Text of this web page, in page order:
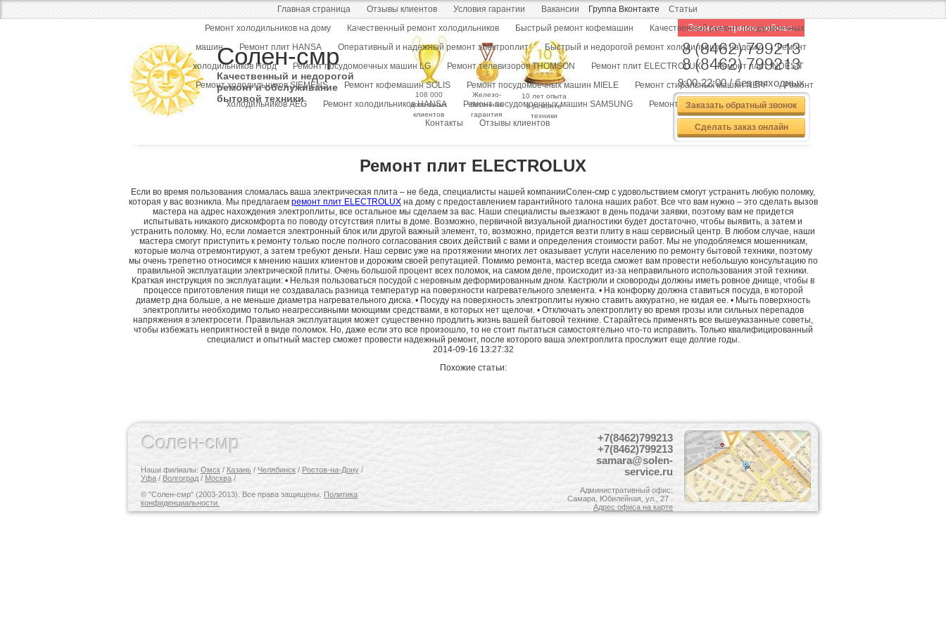
Главная страница Отзывы клиентов Условия гарантии Вакансии Группа Вконтакте
Статьи
Ремонт холодильников на дому
Качественный ремонт холодильников Быстрый ремонт кофемашин
Качественный ремонт посудомоечных
машин
Ремонт плит HANSA Оперативный и надежный ремонт электроплит Быстрый и недорогой ремонт холодильников на дому
Ремонт
холодильников Норд
Ремонт посудомоечных машин LG Ремонт телевизоров THOMSON Ремонт плит ELECTROLUX
Ремонт плит INDESIT
Ремонт холодильников SIEMENS
Ремонт кофемашин SOLIS Ремонт посудомоечных машин MIELE Ремонт стиральных машин NEFF
Ремонт
холодильников AEG
Ремонт холодильников HANSA Ремонт посудомоечных машин SAMSUNG
Ремонт холодильников MIELE
Контакты
Отзывы клиентов
Солен-смр
Качественный и недорогой
ремонт и обслуживание
бытовой техники
108 000
довольных
клиентов
Железо-
бетонная
гарантия
10 лет опыта
в ремонте
техники
Звоните прямо сейчас:
8 (8462) 799213
8 (8462) 799213
9:00-22:00 / без выходных
Заказать обратный звонок
Сделать заказ онлайн
Ремонт плит ELECTROLUX
Если во время пользования сломалась ваша электрическая плита – не беда, специалисты нашей компанииСолен-смр с удовольствием смогут устранить любую поломку,
которая у вас возникла. Мы предлагаем ремонт плит ELECTROLUXна дому с предоставлением гарантийного талона наших работ. Все что вам нужно – это сделать вызов
мастера на адрес нахождения электроплиты, все остальное мы сделаем за вас. Наши специалисты выезжают в день подачи заявки, поэтому вам не придется
испытывать никакого дискомфорта по поводу отсутствия плиты в доме. Возможно, первичной визуальной диагностики будет достаточно, чтобы выявить, а затем и
устранить поломку. Но, если ломается электронный блок или другой важный элемент, то, возможно, придется везти плиту в наш сервисный центр. В любом случае, наши
мастера смогут приступить к ремонту только после полного согласования своих действий с вами и определения стоимости работ. Мы не уподобляемся мошенникам,
которые молча отремонтируют, а затем требуют деньги. Наш сервис уже на протяжении многих лет оказывает услуги населению по ремонту бытовой техники, поэтому
мы очень трепетно относимся к мнению наших клиентов и дорожим своей репутацией. Помимо ремонта, мастер всегда сможет вам провести небольшую консультацию по
правильной эксплуатации электрической плиты. Очень большой процент всех поломок, на самом деле, происходит из-за неправильного использования этой техники.
Краткая инструкция по эксплуатации: • Нельзя пользоваться посудой с неровным деформированным дном. Кастрюли и сковороды должны иметь ровное днище, чтобы в
процессе приготовления пищи не создавалась разница температур на поверхности нагревательного элемента. • На конфорку должна ставиться посуда, в которой
диаметр дна больше, а не меньше диаметра нагревательного диска. • Посуду на поверхность электроплиты нужно ставить аккуратно, не кидая ее. • Мыть поверхность
электроплиты необходимо только неагрессивными моющими средствами, в которых нет щелочи. • Отключать электроплиту во время грозы или сильных перепадов
напряжения в электросети. Правильная эксплуатация может существенно продлить жизнь вашей бытовой технике. Старайтесь применять все вышеуказанные советы,
чтобы избежать неприятностей в виде поломок. Но, даже если это все произошло, то не стоит пытаться самостоятельно что-то исправить. Только квалифицированный
специалист и опытный мастер сможет провести надежный ремонт, после которого ваша электроплита прослужит еще долгие годы.
2014-09-16 13:27:32
Похожие статьи:
Солен-смр
Наши филиалы: Омск / Казань / Челябинск / Ростов-на-Дону /
Уфа / Волгоград / Москва /
© "Солен-смр" (2003-2013). Все права защищены. Политика
конфиденциальности.
+7(8462)799213
+7(8462)799213
samara@solen-
service.ru
Административный офис:
Самара, Юбилейная, ул., 27 .
Адрес офиса на карте